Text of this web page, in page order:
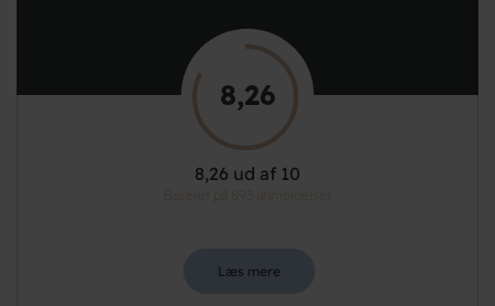
8,26
8,26 ud af 10
Læs mere